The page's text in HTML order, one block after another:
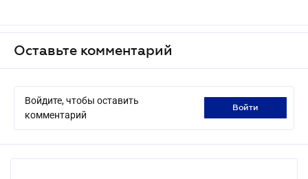
Оставьте комментарий
Войдите, чтобы оставить
комментарий
войти